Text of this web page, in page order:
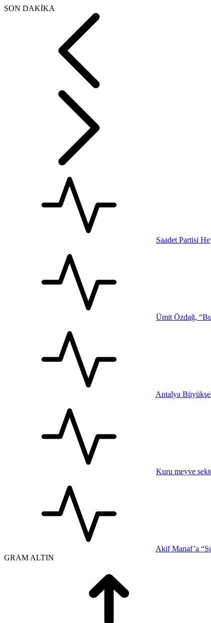
SON DAKİKA
Saadet Partisi
Ümit Özdağ,
Antalya
Kuru meyve
Akif Manaf’a
GRAM ALTIN